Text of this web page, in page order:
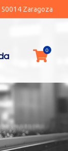
50014 Zaragoza